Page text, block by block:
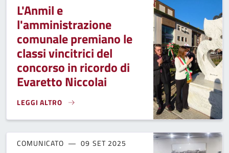
L'Anmil e
l'amministrazione
comunale premiano le
classi vincitrici del
concorso in ricordo di
Evaretto Niccolai
LEGGI ALTRO
L'ANMIL E L'AMMINISTRAZIONE COMUNALE PREMIANO LE
COMUNICATO 09 SET 2025